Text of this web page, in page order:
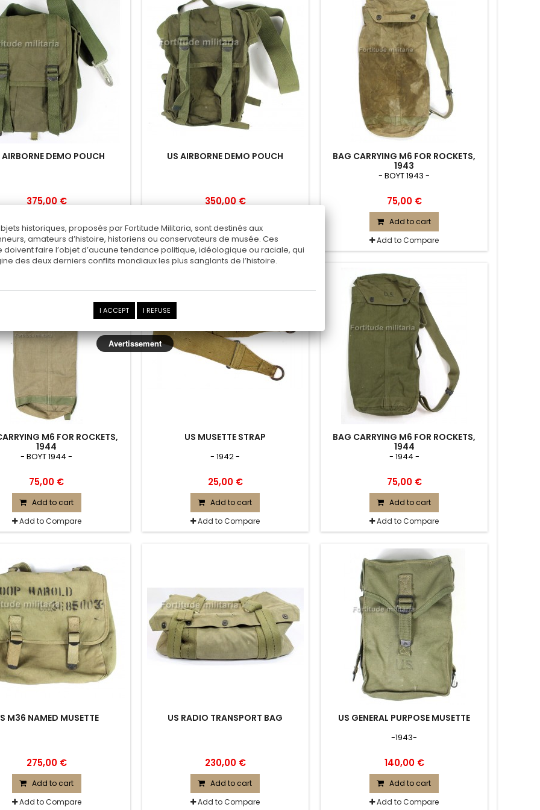
AIRBORNE DEMO POUCH
375,00 €
Add to Compare
US AIRBORNE DEMO POUCH
350,00 €
Add to Compare
BAG CARRYING M6 FOR ROCKETS,
1943
- BOYT 1943 -
75,00 €
Add to cart
Add to Compare
M6 FOR ROCKETS,
1944
- BOYT 1944 -
75,00 €
Add to cart
Add to Compare
US MUSETTE STRAP
- 1942 -
25,00 €
Add to cart
Add to Compare
BAG CARRYING M6 FOR ROCKETS,
1944
- 1944 -
75,00 €
Add to cart
Add to Compare
M36 NAMED MUSETTE
275,00 €
Add to cart
Add to Compare
US RADIO TRANSPORT BAG
230,00 €
Add to cart
Add to Compare
US GENERAL PURPOSE MUSETTE
-1943-
140,00 €
Add to cart
Add to Compare
historiques, proposés par Fortitude Militaria, sont destinés aux
amateurs d’histoire, historiens ou conservateurs de musée. Ces
doivent faire l’objet d’aucune tendance politique, idéologique ou raciale, qui
des deux derniers conflits mondiaux les plus sanglants de l’histoire.
I ACCEPT I REFUSE
Avertissement